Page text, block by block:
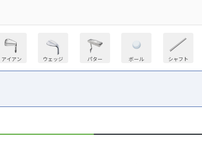
アイアン ウェッジ パター ボール シャフト